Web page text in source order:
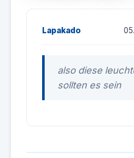
Lapakado
also diese
sollten es sein